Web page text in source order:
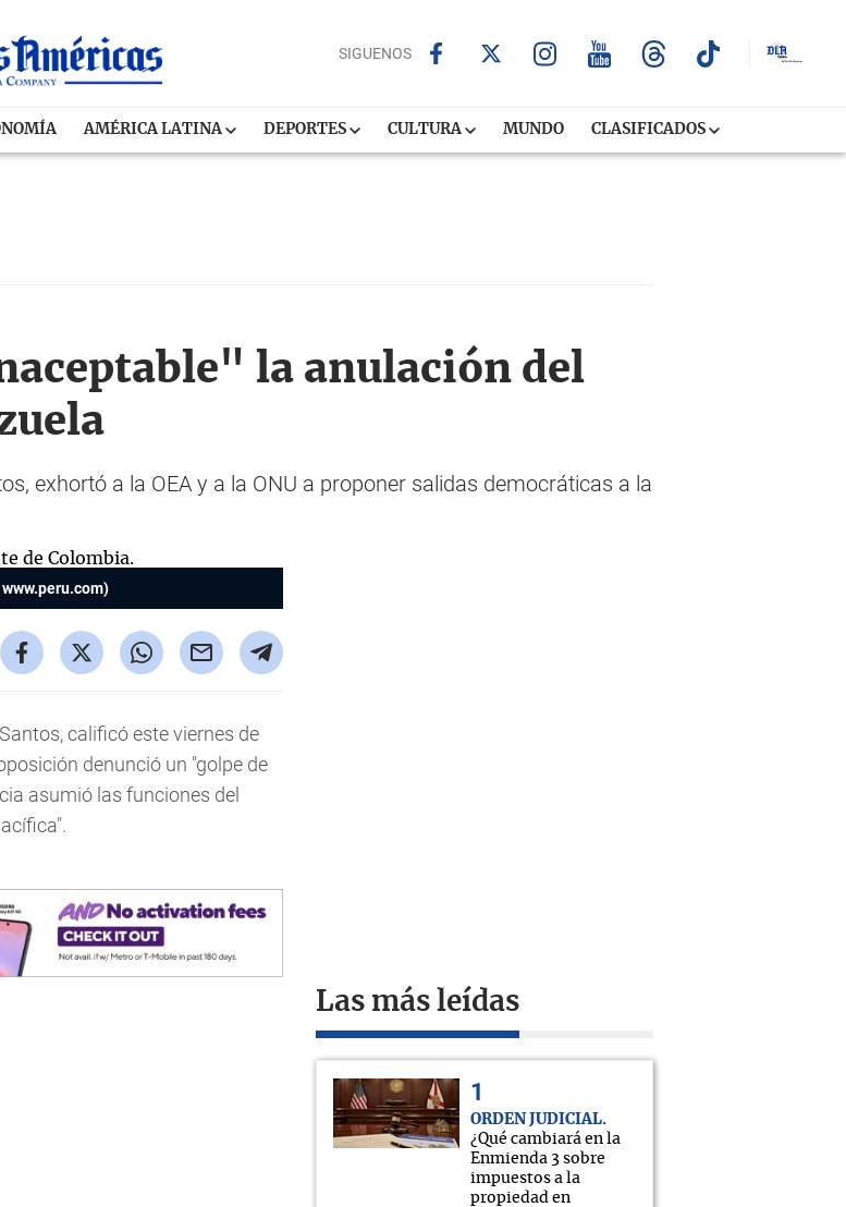
SIGUENOS
AMÉRICA LATINA DEPORTES CULTURA MUNDO CLASIFICADOS
la anulación del
exhortó a la OEA y a la ONU a proponer salidas democráticas a la
www.peru.com)
calificó este viernes de
denunció un "golpe de
asumió las funciones del
Las más leídas
ORDEN JUDICIAL
¿Qué cambiará en la
Enmienda 3 sobre
impuestos a la
propiedad en